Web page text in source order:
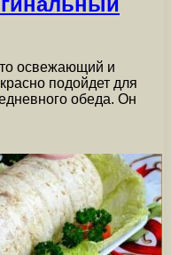
освежающий и
подойдет для
обеда. Он